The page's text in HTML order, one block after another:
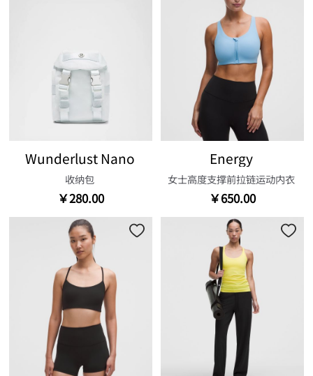
Wunderlust Nano
收纳包
￥280.00
Energy
女士高度支撑前拉链运动内衣
￥650.00